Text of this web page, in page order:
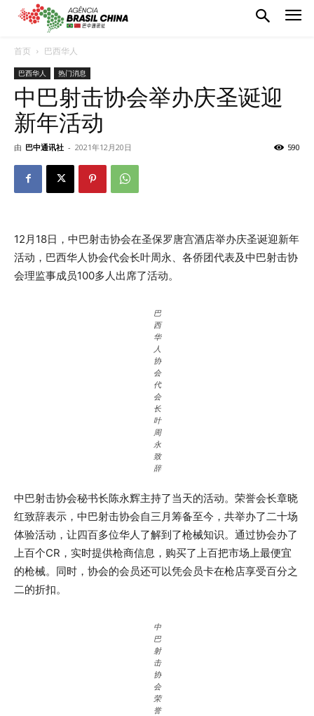
首页 巴西华人
巴西华人 热门消息
中巴射击协会举办庆圣诞迎
新年活动
由 巴中通讯社 - 2021年12月20日 590
12月18日，中巴射击协会在圣保罗唐宫酒店举办庆圣诞迎新年
活动，巴西华人协会代会长叶周永、各侨团代表及中巴射击协
会理监事成员100多人出席了活动。
巴
西
华
人
协
会
代
会
长
叶
周
永
致
辞
中巴射击协会秘书长陈永辉主持了当天的活动。荣誉会长章晓
红致辞表示，中巴射击协会自三月筹备至今，共举办了二十场
体验活动，让四百多位华人了解到了枪械知识。通过协会办了
上百个CR，实时提供枪商信息，购买了上百把市场上最便宜
的枪械。同时，协会的会员还可以凭会员卡在枪店享受百分之
二的折扣。
中
巴
射
击
协
会
荣
誉